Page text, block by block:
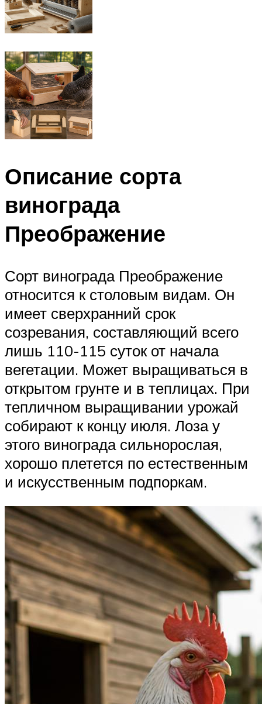
Описание сорта
винограда
Преображение
Сорт винограда Преображение
относится к столовым видам. Он
имеет сверхранний срок
созревания, составляющий всего
лишь 110-115 суток от начала
вегетации. Может выращиваться в
открытом грунте и в теплицах. При
тепличном выращивании урожай
собирают к концу июля. Лоза у
этого винограда сильнорослая,
хорошо плетется по естественным
и искусственным подпоркам.